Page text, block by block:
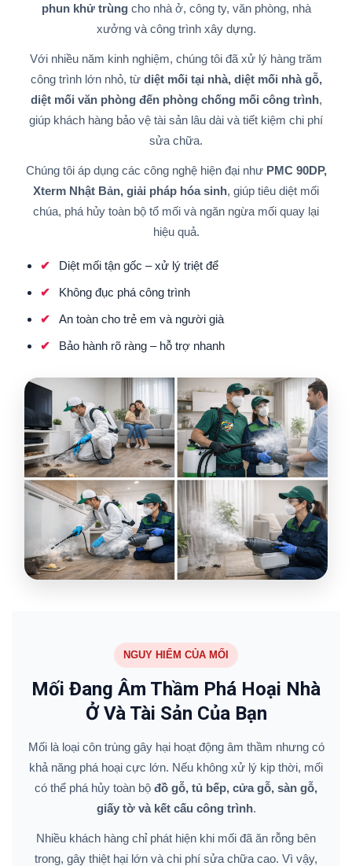
phun khử trùngcho nhà ở, công ty, văn phòng, nhà
xưởng và công trình xây dựng.
Với nhiều năm kinh nghiệm, chúng tôi đã xử lý hàng trăm
công trình lớn nhỏ, từ diệt mối tại nhà, diệt mối nhà gỗ,
diệt mối văn phòng đến phòng chống mối công trình,
giúp khách hàng bảo vệ tài sản lâu dài và tiết kiệm chi phí
sửa chữa.
Chúng tôi áp dụng các công nghệ hiện đại như PMC 90DP,
Xterm Nhật Bản, giải pháp hóa sinh, giúp tiêu diệt mối
chúa, phá hủy toàn bộ tổ mối và ngăn ngừa mối quay lại
hiệu quả.
Diệt mối tận gốc – xử lý triệt để
Không đục phá công trình
An toàn cho trẻ em và người già
Bảo hành rõ ràng – hỗ trợ nhanh
NGUY HIỂM CỦA MỐI
Mối Đang Âm Thầm Phá Hoại Nhà
Ở Và Tài Sản Của Bạn
Mối là loại côn trùng gây hại hoạt động âm thầm nhưng có
khả năng phá hoại cực lớn. Nếu không xử lý kịp thời, mối
có thể phá hủy toàn bộ đồ gỗ, tủ bếp, cửa gỗ, sàn gỗ,
giấy tờ và kết cấu công trình.
Nhiều khách hàng chỉ phát hiện khi mối đã ăn rỗng bên
trong, gây thiệt hại lớn và chi phí sửa chữa cao. Vì vậy,